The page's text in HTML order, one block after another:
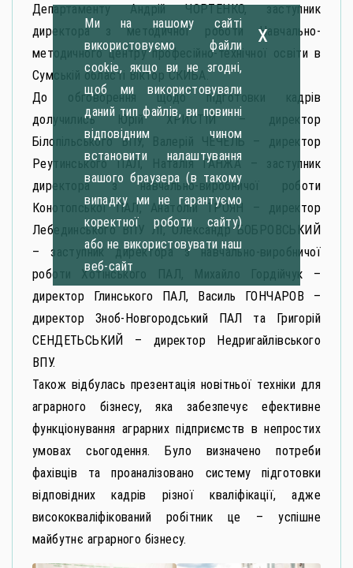
Департаменту Андрій ЧОРТЕНКО, заступник
директора з методичної роботи Навчально-
методичного центру професійно-технічної освіти в
Сумській області Віктор СКИБА.
До обговорення щодо підготовки кадрів
долучились Юрій ХРИСТІЙ – директор
Білопільського ВПУ, Валерій ЧЕЧЕЛЬ – директор
Реутинського ПАЛ, Наталія ГАНЖА – заступник
директора з навчально-виробничої роботи
Конотопської ПАЛ, Анатолій ТРОЯН – директор
Лебединського ВПУ ЛГ, Олександр БОБРОВСЬКИЙ
– заступник директора з навчально-виробничої
роботи Хотінського ПАЛ, Михайло Гордійчук –
директор Глинського ПАЛ, Василь ГОНЧАРОВ –
директор Зноб-Новгородський ПАЛ та Григорій
СЕНДЕТЬСЬКИЙ – директор Недригайлівського
ВПУ.
Також відбулась презентація новітньої техніки для
аграрного бізнесу, яка забезпечує ефективне
функціонування аграрних підприємств в непростих
умовах сьогодення. Було визначено потреби
фахівців та проаналізовано систему підготовки
відповідних кадрів різної кваліфікації, адже
висококваліфікований робітник це – успішне
майбутнє аграрного бізнесу.
Ми на нашому сайті
використовуємо файли
cookie, якщо ви не згодні,
щоб ми використовували
даний тип файлів, ви повинні
відповідним чином
встановити налаштування
вашого браузера (в такому
випадку ми не гарантуємо
коректної роботи сайту)
або не використовувати наш
веб-сайт
x